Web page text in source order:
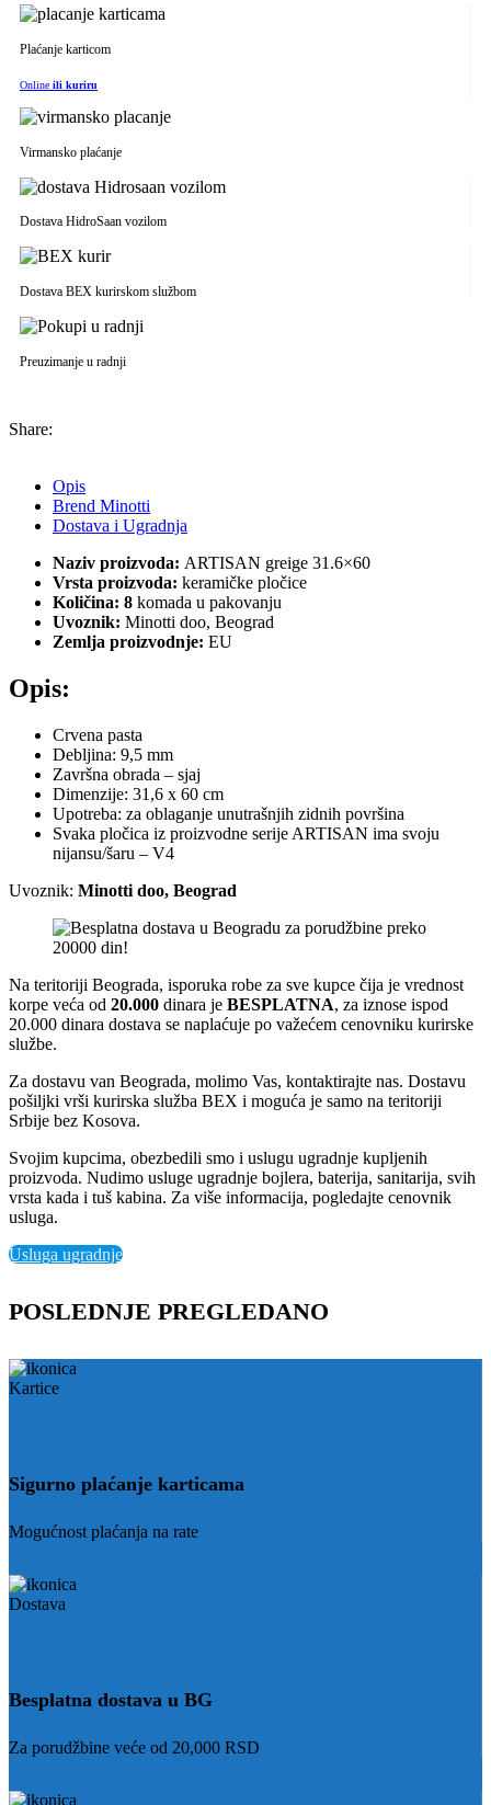
Plaćanje karticom
Online ili kuriru
Virmansko plaćanje
Dostava HidroSaan vozilom
Dostava BEX kurirskom službom
Preuzimanje u radnji
Share:
Opis
Brend Minotti
Dostava i Ugradnja
Naziv proizvoda: ARTISAN greige 31.6×60
Vrsta proizvoda: keramičke pločice
Količina: 8 komada u pakovanju
Uvoznik: Minotti doo, Beograd
Zemlja proizvodnje: EU
Opis:
Crvena pasta
Debljina: 9,5 mm
Završna obrada – sjaj
Dimenzije: 31,6 x 60 cm
Upotreba: za oblaganje unutrašnjih zidnih površina
Svaka pločica iz proizvodne serije ARTISAN ima svoju
nijansu/šaru – V4
Uvoznik: Minotti doo, Beograd
Na teritoriji Beograda, isporuka robe za sve kupce čija je vrednost
korpe veća od 20.000 dinara je BESPLATNA, za iznose ispod
20.000 dinara dostava se naplaćuje po važećem cenovniku kurirske
službe.
Za dostavu van Beograda, molimo Vas, kontaktirajte nas. Dostavu
pošiljki vrši kurirska služba BEX i moguća je samo na teritoriji
Srbije bez Kosova.
Svojim kupcima, obezbedili smo i uslugu ugradnje kupljenih
proizvoda. Nudimo usluge ugradnje bojlera, baterija, sanitarija, svih
vrsta kada i tuš kabina. Za više informacija, pogledajte cenovnik
usluga.
Usluga ugradnje
POSLEDNJE PREGLEDANO
Sigurno plaćanje karticama
Mogućnost plaćanja na rate
Besplatna dostava u BG
Za porudžbine veće od 20,000 RSD